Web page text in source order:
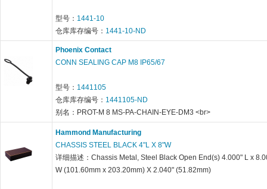
型号： 1441-10
仓库库存编号： 1441-10-ND
Phoenix Contact
CONN SEALING CAP M8 IP65/67
型号： 1441105
仓库库存编号： 1441105-ND
别名：PROT-M 8 MS-PA-CHAIN-EYE-DM3 <br>
Hammond Manufacturing
CHASSIS STEEL BLACK 4"L X 8"W
详细描述：Chassis Metal, Steel Black Open End(s) 4.000" L x
W (101.60mm x 203.20mm) X 2.040" (51.82mm)